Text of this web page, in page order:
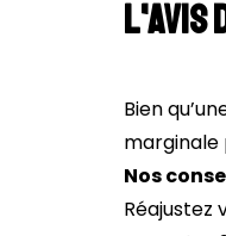
L'avis
Bien
marginale
Nos
Réajustez